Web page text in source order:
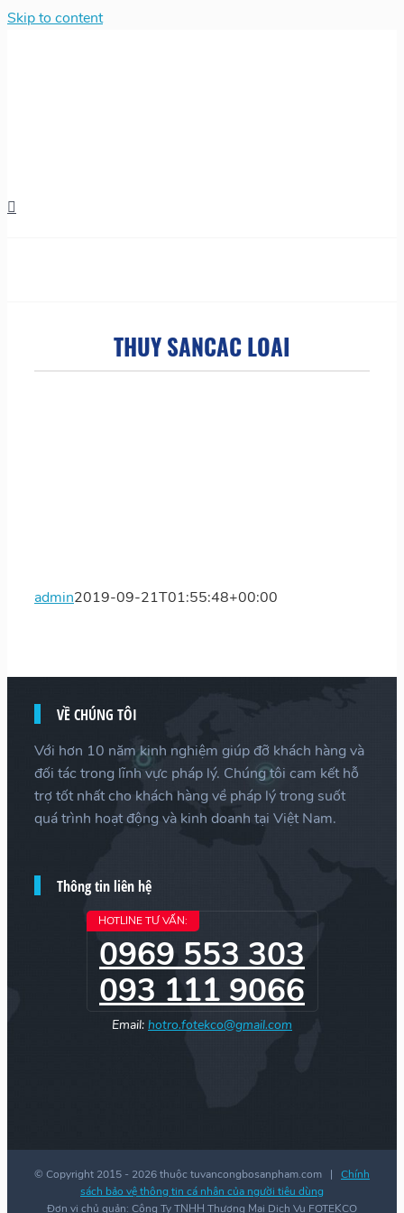
Skip to content
THUY SANCAC LOAI
admin2019-09-21T01:55:48+00:00
VỀ CHÚNG TÔI
Với hơn 10 năm kinh nghiệm giúp đỡ khách hàng và
đối tác trong lĩnh vực pháp lý. Chúng tôi cam kết hỗ
trợ tốt nhất cho khách hàng về pháp lý trong suốt
quá trình hoạt động và kinh doanh tại Việt Nam.
Thông tin liên hệ
HOTLINE TƯ VẤN:
0969 553 303
093 111 9066
Email: hotro.fotekco@gmail.com
© Copyright 2015 - 2026 thuộc tuvancongbosanpham.com | Chính
sách bảo vệ thông tin cá nhân của người tiêu dùng
Đơn vị chủ quản: Công Ty TNHH Thương Mại Dịch Vụ FOTEKCO